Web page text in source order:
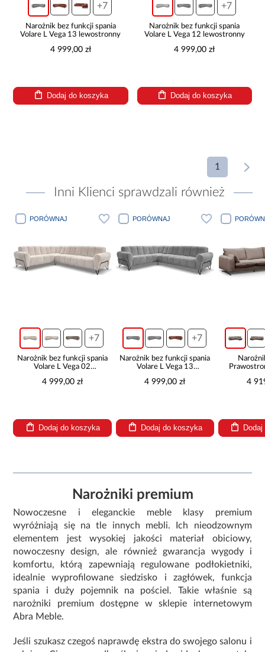
+7
Narożnik bez funkcji spania
Volare L Vega 13 lewostronny
4 999,00 zł
Dodaj do koszyka
+7
Narożnik bez funkcji spania
Volare L Vega 12 lewostronny
4 999,00 zł
Dodaj do koszyka
1
Inni Klienci sprawdzali również
PORÓWNAJ
+7
Narożnik bez funkcji spania
Volare L Vega 13
4 999,00 zł
Dodaj do koszyka
PORÓWNAJ
+15
Narożnik Prince L
Prawostronny Poso 02
4 919,00 zł
Dodaj do koszyka
Narożnik z
Elena
3
Narożniki premium
Nowoczesne i eleganckie meble klasy premium
wyróżniają się na tle innych mebli. Ich nieodzownym
elementem jest wysokiej jakości materiał obiciowy,
nowoczesny design, ale również gwarancja wygody i
komfortu, którą zapewniają regulowane podłokietniki,
idealnie wyprofilowane siedzisko i zagłówek, funkcja
spania i duży pojemnik na pościel. Takie właśnie są
narożniki premium dostępne w sklepie internetowym
Abra Meble.
Jeśli szukasz czegoś naprawdę ekstra do swojego salonu i